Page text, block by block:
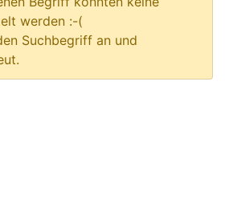
werden :-(
Suchbegriff an und